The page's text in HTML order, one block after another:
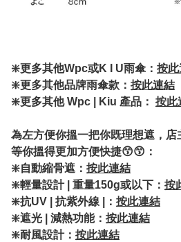
❇️更多其他Wpc或K I U雨傘： 按
❇️更多其他品牌雨傘款： 按此連結
❇️更多其他 Wpc | Kiu 產品： 按此
為左方便你搵一把你既理想遮，店
等你搵得更加方便快捷😙😙：
❇️自動縮骨遮： 按此連結
❇️輕量設計 | 重量150g或以下： 按
❇️抗UV | 抗紫外線 |： 按此連結
❇️遮光 | 減熱功能： 按此連結
❇️耐風設計： 按此連結